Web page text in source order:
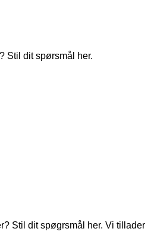
Stil dit spørsmål her.
Stil dit spøgrsmål her. Vi tillader